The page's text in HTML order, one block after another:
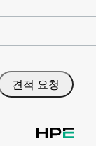
견적 요청